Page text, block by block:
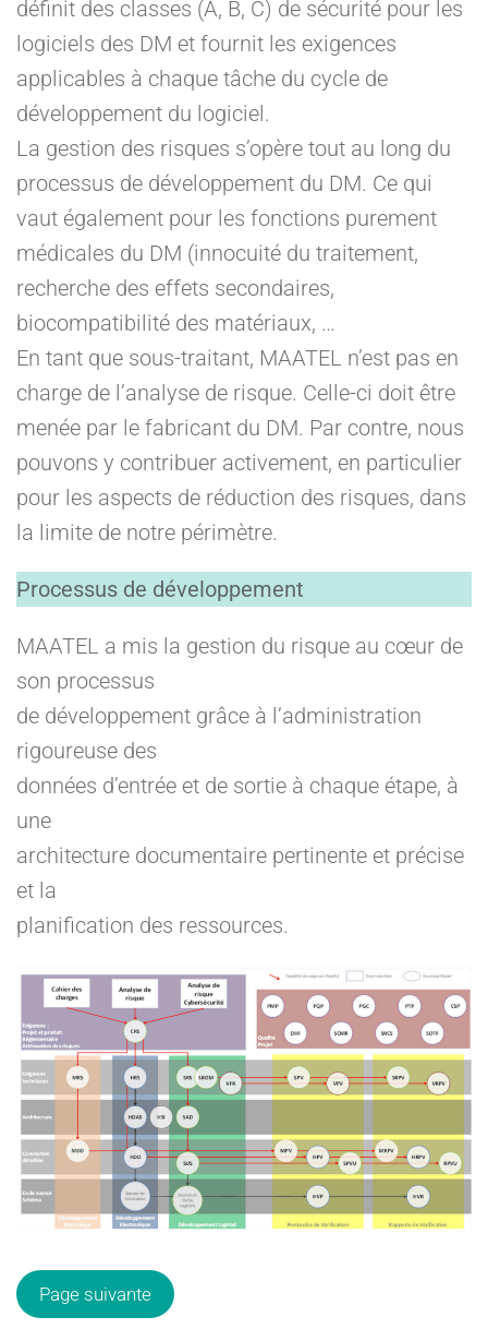
définit des classes (A, B, C) de sécurité pour les
logiciels des DM et fournit les exigences
applicables à chaque tâche du cycle de
développement du logiciel.
La gestion des risques s’opère tout au long du
processus de développement du DM. Ce qui
vaut également pour les fonctions purement
médicales du DM (innocuité du traitement,
recherche des effets secondaires,
biocompatibilité des matériaux, …
En tant que sous-traitant, MAATEL n’est pas en
charge de l’analyse de risque. Celle-ci doit être
menée par le fabricant du DM. Par contre, nous
pouvons y contribuer activement, en particulier
pour les aspects de réduction des risques, dans
la limite de notre périmètre.
Processus de développement
MAATEL a mis la gestion du risque au cœur de
son processus
de développement grâce à l’administration
rigoureuse des
données d’entrée et de sortie à chaque étape, à
une
architecture documentaire pertinente et précise
et la
planification des ressources.
Page suivante